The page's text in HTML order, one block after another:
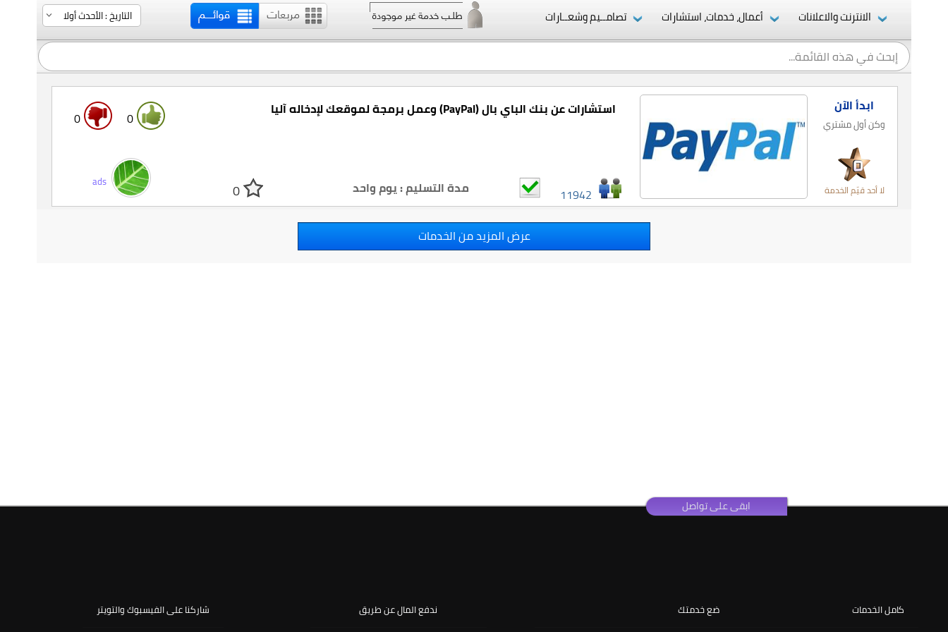
الانترنت والاعلانات أعمال، خدمات، استشارات تصامــيم وشعــارات
0 0 استشارات عن بنك الباي بال (PayPal) وعمل برمجة لموقعك لإدخاله آليا ابدأ الآن
وكن أول مشتري
لا أحد قيّم الخدمة
ads 0 مدة التسليم : يوم واحد
11942
عرض المزيد من الخدمات
ابقى على تواصل
شاركنا على الفيسبوك والتويتر ندفع المال عن طريق ضع خدمتك كامل الخدمات